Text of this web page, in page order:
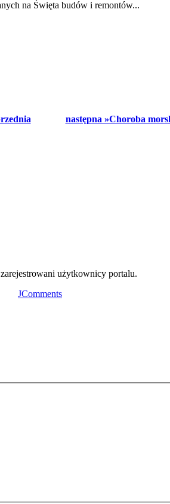
na Święta budów i remontów...
następna »Choroba
użytkownicy portalu.
JComments